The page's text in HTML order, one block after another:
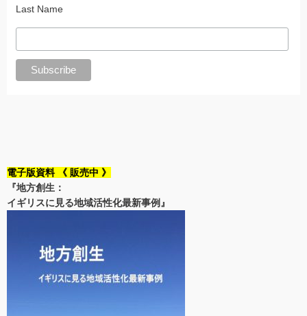
Last Name
電子版資料 《 販売中 》
『地方創生：
イギリスに見る地域活性化最新事例』